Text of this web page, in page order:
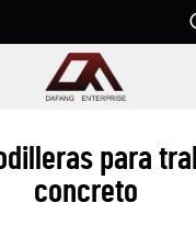
para
concreto